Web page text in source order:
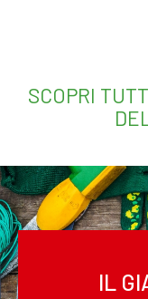
SCOPRI
IL